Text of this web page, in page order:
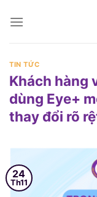
TIN TỨC
Khách hàng
dùng Eye+
thay đổi rõ
24
Th11